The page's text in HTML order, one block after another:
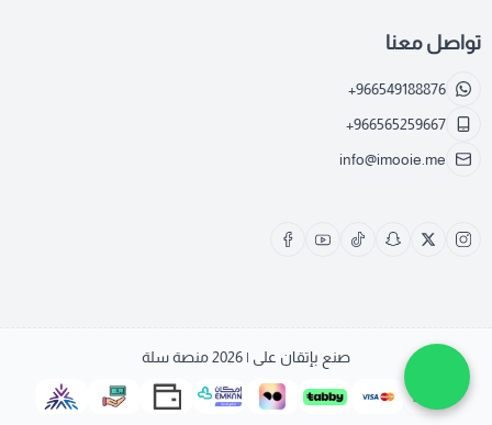
تواصل معنا
+966549188876
+966565259667
info@imooie.me
صنع بإتقان على | 2026 منصة سلة